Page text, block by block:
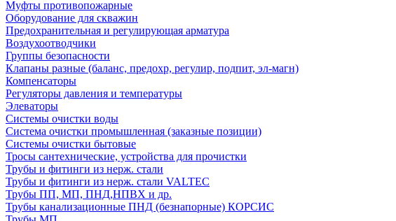
Муфты противопожарные
Оборудование для скважин
Предохранительная и регулирующая арматура
Воздухоотводчики
Группы безопасности
Клапаны разные (баланс, предохр, регулир, подпит, эл-магн)
Компенсаторы
Регуляторы давления и температуры
Элеваторы
Системы очистки воды
Система очистки промышленная (заказные позиции)
Системы очистки бытовые
Тросы сантехнические, устройства для прочистки
Трубы и фитинги из нерж. стали
Трубы и фитинги из нерж. стали VALTEC
Трубы ПП, МП, ПНД,НПВХ и др.
Трубы канализационные ПНД (безнапорные) КОРСИС